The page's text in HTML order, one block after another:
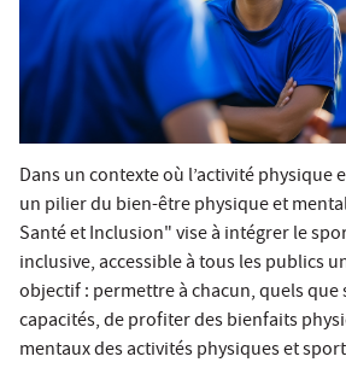
Dans un contexte où l’activité physique
un pilier du bien-être physique et
Santé et Inclusion" vise à intégrer le
inclusive, accessible à tous les publics
objectif : permettre à chacun, quels que
capacités, de profiter des bienfaits
mentaux des activités physiques et